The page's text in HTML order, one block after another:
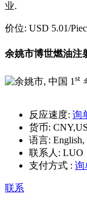
业.
价位: USD 5.01/
余姚市博世燃油注
1 st
反应速度: 询
货币:
语言: English,
联系人: LUO
支付方式 : 询
联系